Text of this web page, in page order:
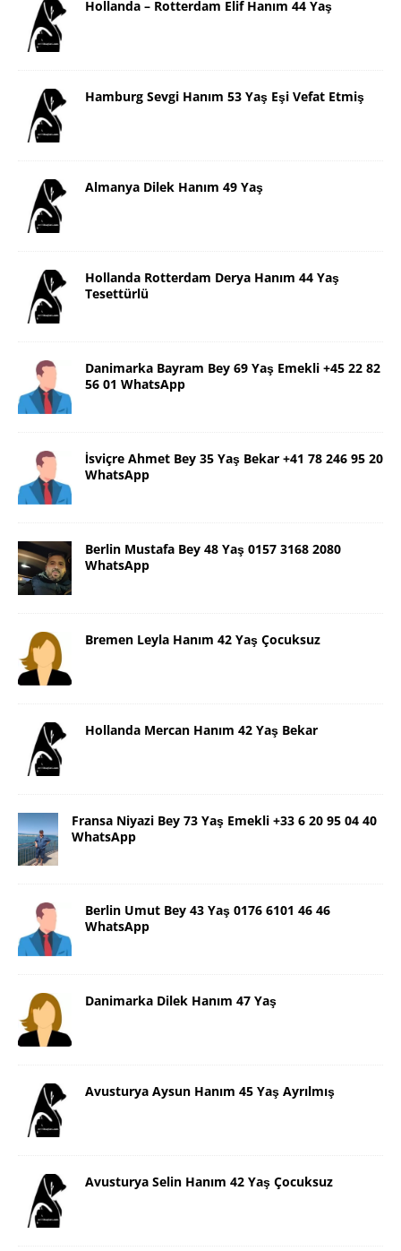
Hollanda – Rotterdam Elif Hanım 44 Yaş
Hamburg Sevgi Hanım 53 Yaş Eşi Vefat Etmiş
Almanya Dilek Hanım 49 Yaş
Hollanda Rotterdam Derya Hanım 44 Yaş
Tesettürlü
Danimarka Bayram Bey 69 Yaş Emekli +45 22 82
56 01 WhatsApp
İsviçre Ahmet Bey 35 Yaş Bekar +41 78 246 95 20
WhatsApp
Berlin Mustafa Bey 48 Yaş 0157 3168 2080
WhatsApp
Bremen Leyla Hanım 42 Yaş Çocuksuz
Hollanda Mercan Hanım 42 Yaş Bekar
Fransa Niyazi Bey 73 Yaş Emekli +33 6 20 95 04 40
WhatsApp
Berlin Umut Bey 43 Yaş 0176 6101 46 46
WhatsApp
Danimarka Dilek Hanım 47 Yaş
Avusturya Aysun Hanım 45 Yaş Ayrılmış
Avusturya Selin Hanım 42 Yaş Çocuksuz